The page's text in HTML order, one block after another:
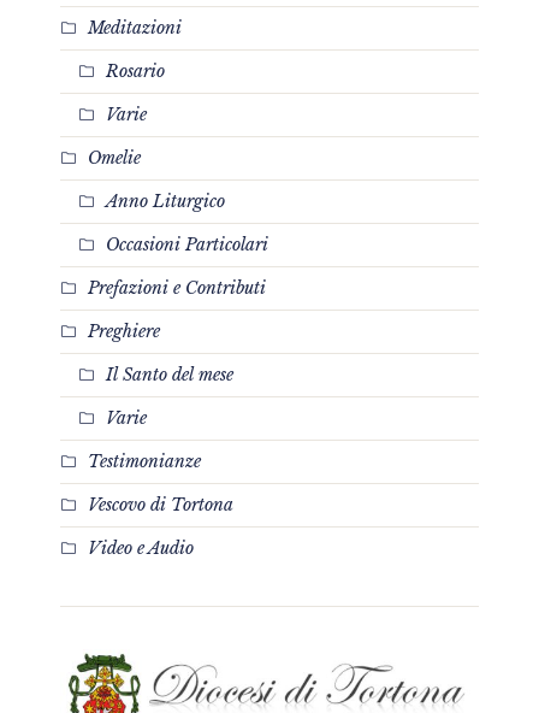
Meditazioni
Rosario
Varie
Omelie
Anno Liturgico
Occasioni Particolari
Prefazioni e Contributi
Preghiere
Il Santo del mese
Varie
Testimonianze
Vescovo di Tortona
Video e Audio